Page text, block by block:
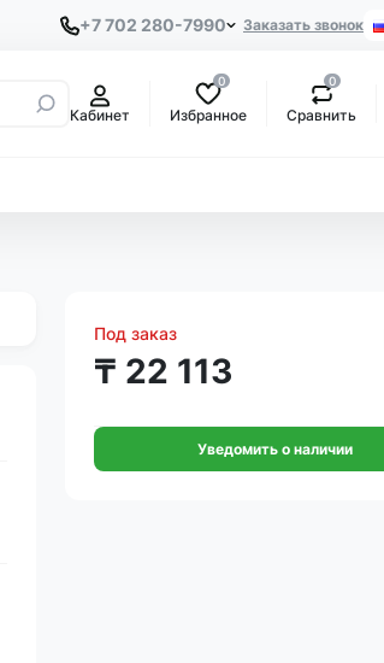
+7 702 280-7990 Заказать звонок
Кабинет
0
Избранное
0
Сравнить
Под заказ
₸ 22 113
Уведомить о наличии